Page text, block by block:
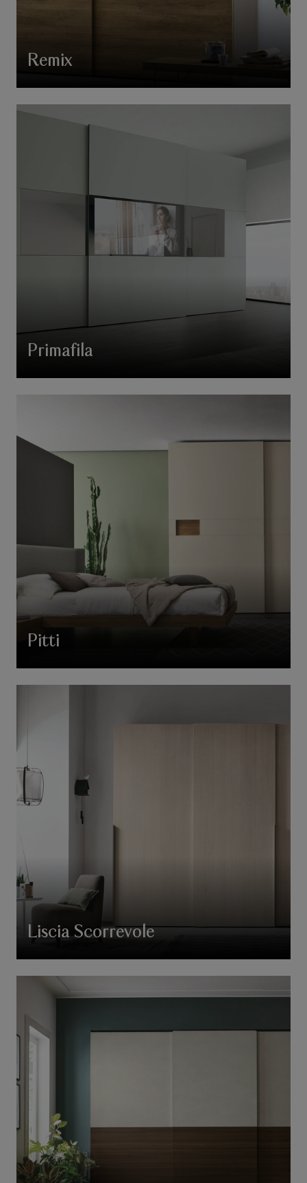
Remix
Primafila
Pitti
Liscia Scorrevole